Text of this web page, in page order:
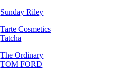
Sunday Riley
Tarte Cosmetics
Tatcha
The Ordinary
TOM FORD